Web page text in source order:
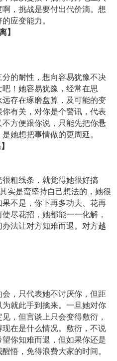
，挑战是要付出代价滴。想
应变能力。
】
的耐性，想向容易犹豫不决
！她容易犹豫，经常在思
存在琢磨盘算，及可能的变
有关，对你是个警讯，代表
方便跟你说，只能先把你悬
她想把事情做的更周延。
粗线条，就觉得她很好搞
实是蛮坚持自己想法的，她很
不是，你下再多功夫、花再
尽花招，她都能一一化解，
法让对方知难而退。对方越
，只代表她不讨厌你，但距
就此手到擒来。一旦她对你
，但言谈上只会变得敷衍，
在是什么情况。敷衍，不说
你知难而退，但如果你还是
悟，免得浪费大家的时间。